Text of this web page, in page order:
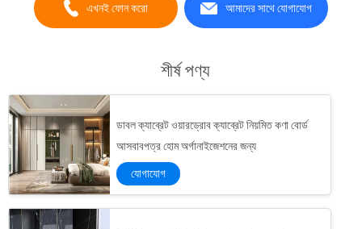
এখনই ফোন করো আমাদের সাথে যোগাযোগ
শীর্ষ পণ্য
ডাবল ক্যাব্রেট ওয়ারড্রোব ক্যাব্রেট নিয়মিত কণা বোর্ড
আসবাবপত্র হোম অর্গানাইজেশনের জন্য
যোগাযোগ